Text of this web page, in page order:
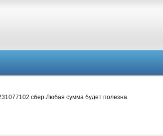
сбер.Любая сумма будет полезна.